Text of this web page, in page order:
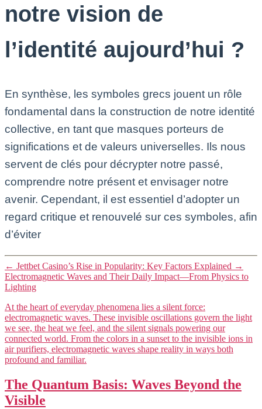
notre vision de
l’identité aujourd’hui ?
En synthèse, les symboles grecs jouent un rôle
fondamental dans la construction de notre identité
collective, en tant que masques porteurs de
significations et de valeurs universelles. Ils nous
servent de clés pour décrypter notre passé,
comprendre notre présent et envisager notre
avenir. Cependant, il est essentiel d’adopter un
regard critique et renouvelé sur ces symboles, afin
d’éviter
← Jettbet Casino’s Rise in Popularity: Key Factors Explained →
Electromagnetic Waves and Their Daily Impact—From Physics to
Lighting
At the heart of everyday phenomena lies a silent force:
electromagnetic waves. These invisible oscillations govern the light
we see, the heat we feel, and the silent signals powering our
connected world. From the colors in a sunset to the invisible ions in
air purifiers, electromagnetic waves shape reality in ways both
profound and familiar.
The Quantum Basis: Waves Beyond the
Visible